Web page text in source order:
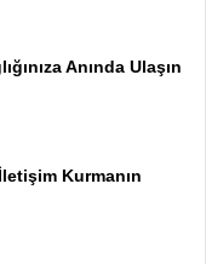
Anında Ulaşın
Kurmanın